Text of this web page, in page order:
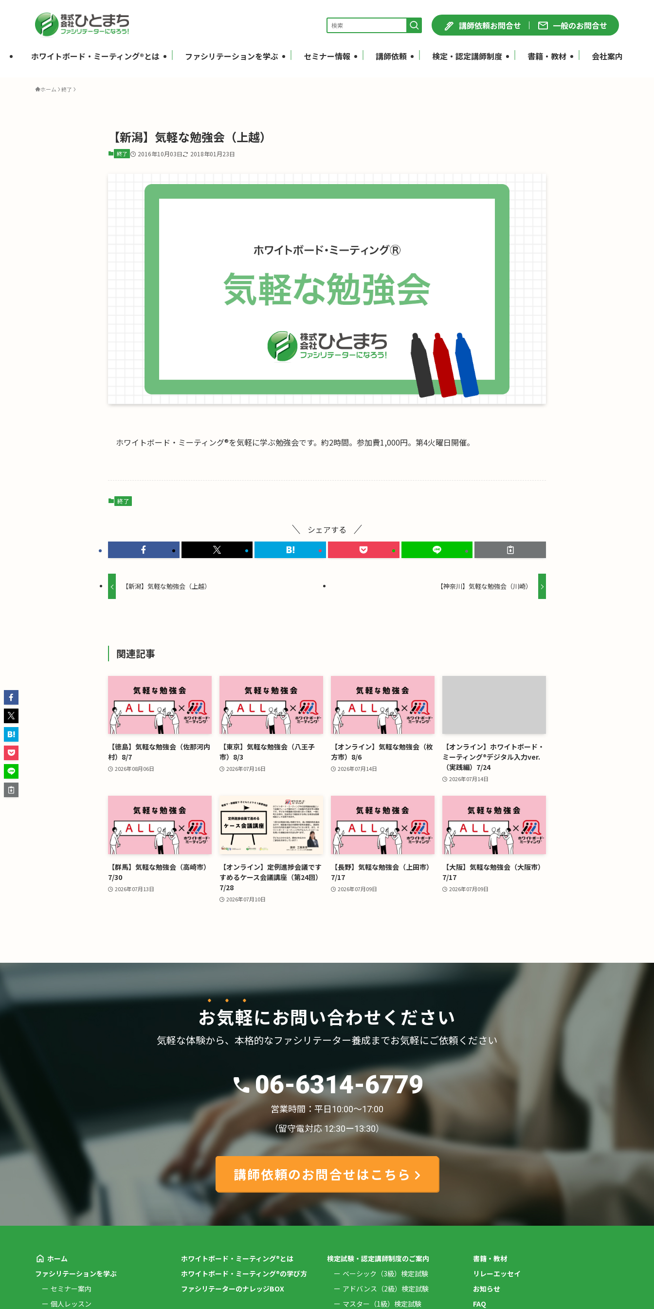
講師依頼お問合せ 一般のお問合せ
ホワイトボード・ミーティング®とは ファシリテーションを学ぶ セミナー情報 講師依頼 検定・認定講師制度 書籍・教材 会社案内
ホーム 終了
【新潟】気軽な勉強会（上越）
終了 2016年10月03日 2018年01月23日
ホワイトボード・ミーティング®を気軽に学ぶ勉強会です。約2時間。参加費1,000円。第4火曜日開催。
終了
シェアする
【新潟】気軽な勉強会（上越） 【神奈川】気軽な勉強会（川崎）
関連記事
【徳島】気軽な勉強会（佐那河内
村）8/7
2026年08月06日
【東京】気軽な勉強会（八王子
市）8/3
2026年07月16日
【オンライン】気軽な勉強会（枚
方市）8/6
2026年07月14日
【オンライン】ホワイトボード・
ミーティング®デジタル入力ver.
（実践編）7/24
2026年07月14日
【群馬】気軽な勉強会（高崎市）
7/30
2026年07月13日
【オンライン】定例進捗会議です
すめるケース会議講座（第24回）
7/28
2026年07月10日
【長野】気軽な勉強会（上田市）
7/17
2026年07月09日
【大阪】気軽な勉強会（大阪市）
7/17
2026年07月09日
お気軽にお問い合わせください
気軽な体験から、 本格的なファシリテーター養成までお気軽にご依頼ください
06-6314-6779
営業時間：平日10:00〜17:00
（留守電対応 12:30ー13:30）
講師依頼のお問合せはこちら
ホーム
ファシリテーションを学ぶ
セミナー案内
個人レッスン
ホワイトボード・ミーティング®とは
ホワイトボード・ミーティング®の学び方
ファシリテーターのナレッジBOX
検定試験・認定講師制度のご案内
ベーシック（3級）検定試験
アドバンス（2級）検定試験
マスター（1級）検定試験
書籍・教材
リレーエッセイ
お知らせ
FAQ